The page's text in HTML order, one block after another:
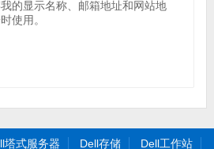
的显示名称、邮箱地址和网站地
使用。
塔式服务器 Dell存储 Dell工作站